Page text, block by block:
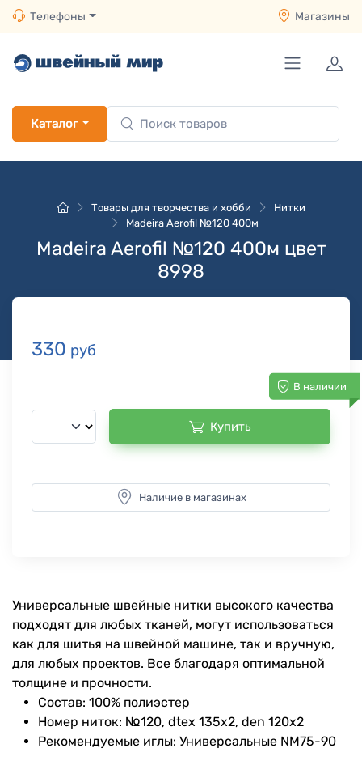
Телефоны Магазины
Каталог
Товары для творчества и хобби
Нитки
Madeira Aerofil №120 400м
Madeira Aerofil №120 400м цвет
8998
330 руб
В наличии
Купить
Наличие в магазинах
Универсальные швейные нитки высокого качества
подходят для любых тканей, могут использоваться
как для шитья на швейной машине, так и вручную,
для любых проектов. Все благодаря оптимальной
толщине и прочности.
Состав: 100% полиэстер
Номер ниток: №120, dtex 135x2, den 120x2
Рекомендуемые иглы: Универсальные NM75-90